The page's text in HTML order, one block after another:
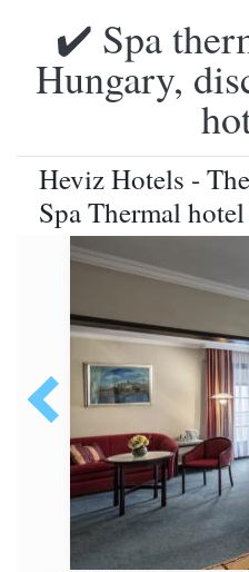
✔️ Spa
Hungary,
Heviz Hotels -
Spa Thermal